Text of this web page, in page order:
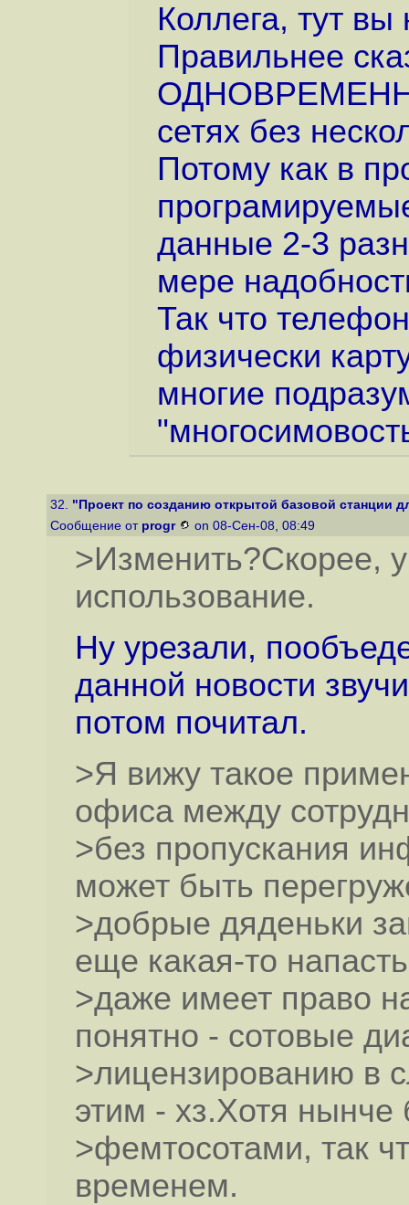
Коллега, тут
Правильнее
ОДНОВРЕМЕННО
сетях без
Потому как в
данные 2-3
мере
Так что
физически
многие
32. "Проект по созданию открытой базовой станции
Сообщение от progr on 08-Сен-08, 08:49
>Изменить?Скорее,
использование.
Ну урезали,
данной новости
потом почитал.
>Я вижу такое
офиса между
>без пропускания
может быть
>добрые дяденьки
еще какая-то
>даже имеет право
понятно - сотовые
>лицензированию в
этим - хз.Хотя нынче
>фемтосотами, так
временем.